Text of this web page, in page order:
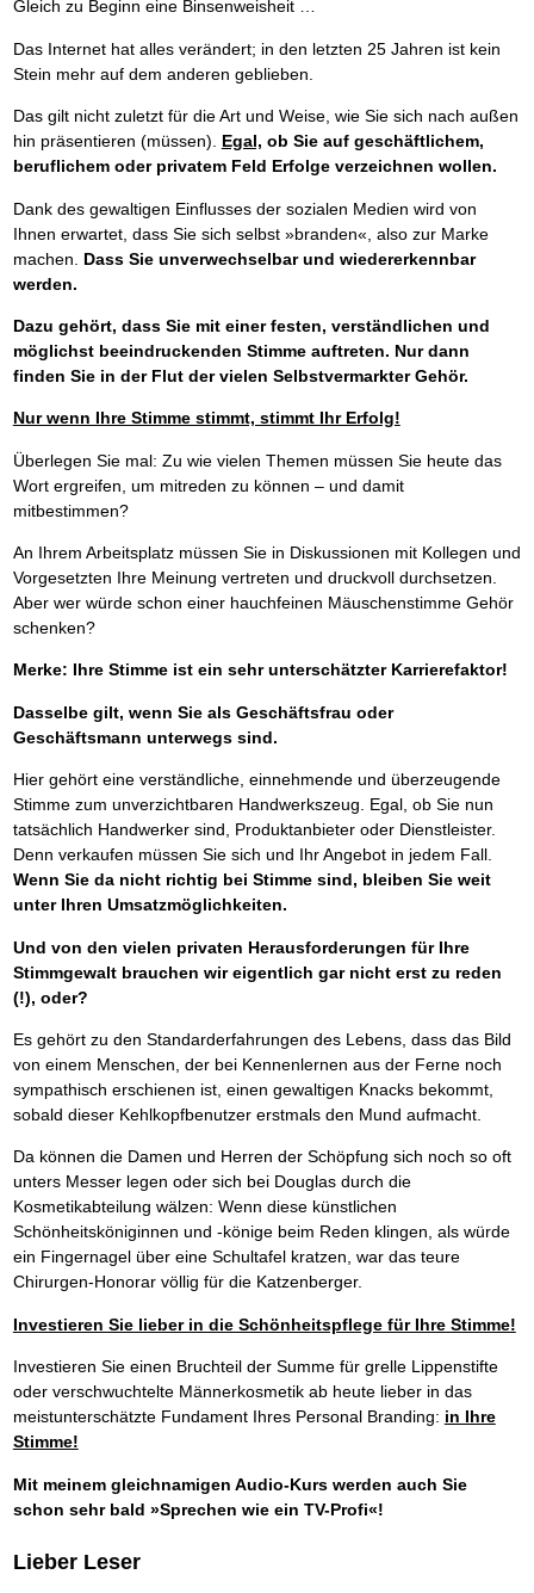
GbR-Vertrag mit beschränkter Haftung BRANDNEU
GbR als Einzelperson gründen
Gleich zu Beginn eine Binsenweisheit …
Das Internet hat alles verändert; in den letzten 25 Jahren ist kein
Stein mehr auf dem anderen geblieben.
Das gilt nicht zuletzt für die Art und Weise, wie Sie sich nach außen
hin präsentieren (müssen). Egal, ob Sie auf geschäftlichem,
beruflichem oder privatem Feld Erfolge verzeichnen wollen.
Dank des gewaltigen Einflusses der sozialen Medien wird von
Ihnen erwartet, dass Sie sich selbst »branden«, also zur Marke
machen. Dass Sie unverwechselbar und wiedererkennbar
werden.
Dazu gehört, dass Sie mit einer festen, verständlichen und
möglichst beeindruckenden Stimme auftreten. Nur dann
finden Sie in der Flut der vielen Selbstvermarkter Gehör.
Nur wenn Ihre Stimme stimmt, stimmt Ihr Erfolg!
Überlegen Sie mal: Zu wie vielen Themen müssen Sie heute das
Wort ergreifen, um mitreden zu können – und damit
mitbestimmen?
An Ihrem Arbeitsplatz müssen Sie in Diskussionen mit Kollegen und
Vorgesetzten Ihre Meinung vertreten und druckvoll durchsetzen.
Aber wer würde schon einer hauchfeinen Mäuschenstimme Gehör
schenken?
Merke: Ihre Stimme ist ein sehr unterschätzter Karrierefaktor!
Dasselbe gilt, wenn Sie als Geschäftsfrau oder
Geschäftsmann unterwegs sind.
Hier gehört eine verständliche, einnehmende und überzeugende
Stimme zum unverzichtbaren Handwerkszeug. Egal, ob Sie nun
tatsächlich Handwerker sind, Produktanbieter oder Dienstleister.
Denn verkaufen müssen Sie sich und Ihr Angebot in jedem Fall.
Wenn Sie da nicht richtig bei Stimme sind, bleiben Sie weit
unter Ihren Umsatzmöglichkeiten.
Und von den vielen privaten Herausforderungen für Ihre
Stimmgewalt brauchen wir eigentlich gar nicht erst zu reden
(!), oder?
Es gehört zu den Standarderfahrungen des Lebens, dass das Bild
von einem Menschen, der bei Kennenlernen aus der Ferne noch
sympathisch erschienen ist, einen gewaltigen Knacks bekommt,
sobald dieser Kehlkopfbenutzer erstmals den Mund aufmacht.
Da können die Damen und Herren der Schöpfung sich noch so oft
unters Messer legen oder sich bei Douglas durch die
Kosmetikabteilung wälzen: Wenn diese künstlichen
Schönheitsköniginnen und -könige beim Reden klingen, als würde
ein Fingernagel über eine Schultafel kratzen, war das teure
Chirurgen-Honorar völlig für die Katzenberger.
Investieren Sie lieber in die Schönheitspflege für Ihre Stimme!
Investieren Sie einen Bruchteil der Summe für grelle Lippenstifte
oder verschwuchtelte Männerkosmetik ab heute lieber in das
meistunterschätzte Fundament Ihres Personal Branding: in Ihre
Stimme!
Mit meinem gleichnamigen Audio-Kurs werden auch Sie
schon sehr bald »Sprechen wie ein TV-Profi«!
Lieber Leser